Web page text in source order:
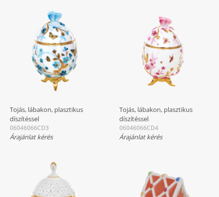
Tojás, lábakon, plasztikus
díszítéssel
06046066CD3
Árajánlat kérés
Tojás, lábakon, plasztikus
díszítéssel
06046066CD4
Árajánlat kérés